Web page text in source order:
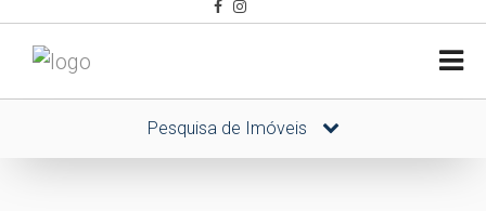
Pesquisa de Imóveis